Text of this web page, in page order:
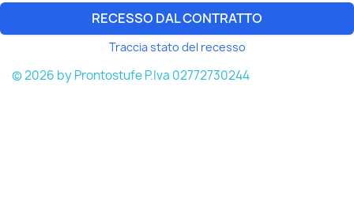
RECESSO DAL CONTRATTO
Traccia stato del recesso
© 2026 by Prontostufe P.Iva 02772730244